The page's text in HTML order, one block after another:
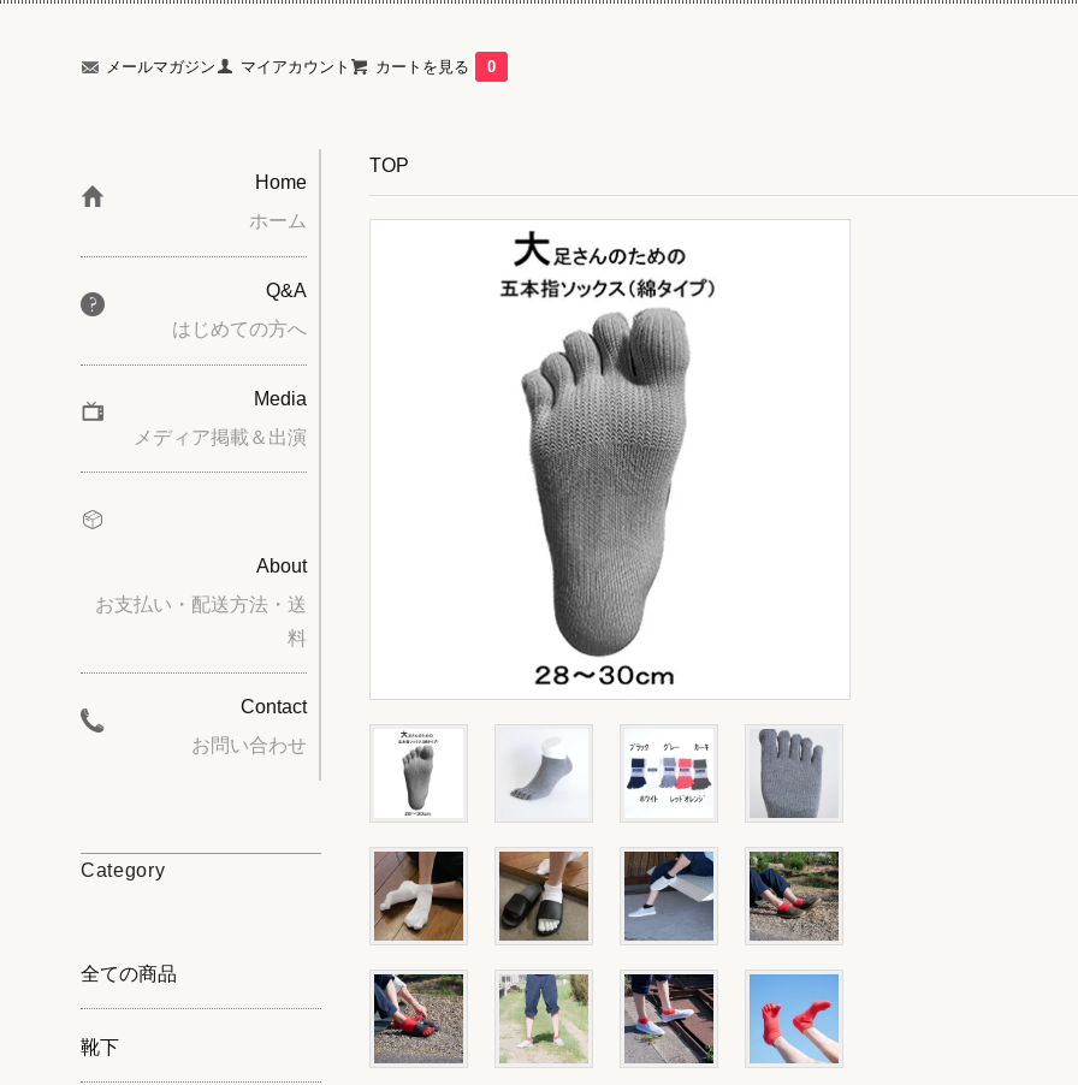
メールマガジン マイアカウント カートを見る 0
TOP
Home
ホーム
Q&A
はじめての方へ
Media
メディア掲載＆出演
About
お支払い・配送方法・送
料
Contact
お問い合わせ
Category
全ての商品
靴下